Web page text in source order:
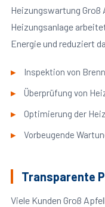
Heizungswartung
Heizungsanlage
Energie und reduziert
Inspektion von
Überprüfung von
Optimierung der
Vorbeugende
Transparente
Viele Kunden Groß